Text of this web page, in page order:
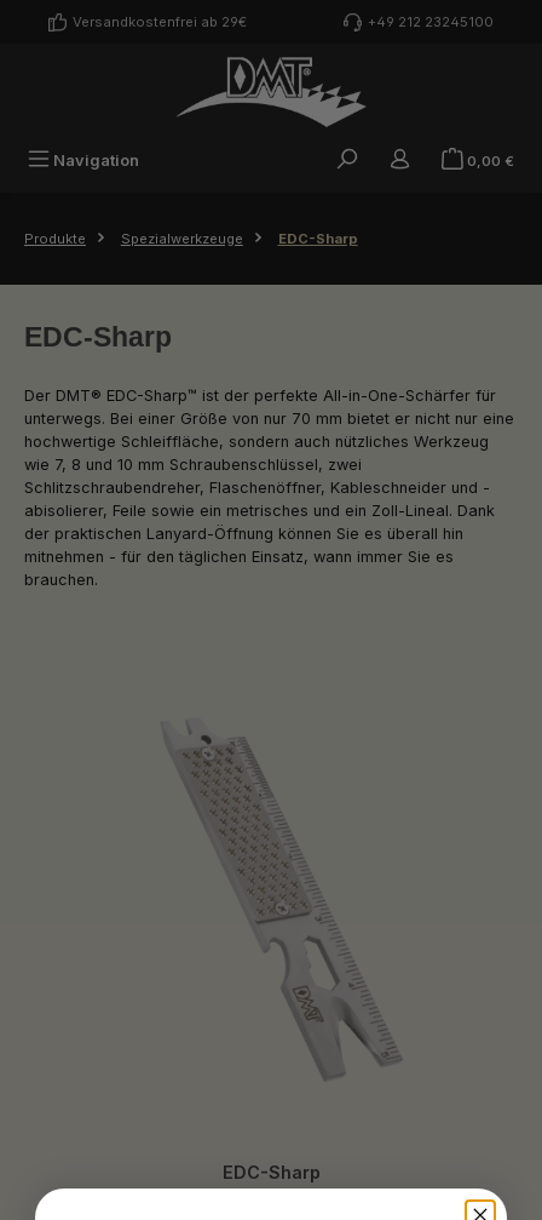
Zum Hauptinhalt springen
Versandkostenfrei ab 29€ +49 212 23245100
Navigation 0,00 €
Produkte Spezialwerkzeuge EDC-Sharp
EDC-Sharp
Der DMT® EDC-Sharp™ ist der perfekte All-in-One-Schärfer für
unterwegs. Bei einer Größe von nur 70 mm bietet er nicht nur eine
hochwertige Schleiffläche, sondern auch nützliches Werkzeug
wie 7, 8 und 10 mm Schraubenschlüssel, zwei
Schlitzschraubendreher, Flaschenöffner, Kableschneider und -
abisolierer, Feile sowie ein metrisches und ein Zoll-Lineal. Dank
der praktischen Lanyard-Öffnung können Sie es überall hin
mitnehmen - für den täglichen Einsatz, wann immer Sie es
brauchen.
EDC-Sharp